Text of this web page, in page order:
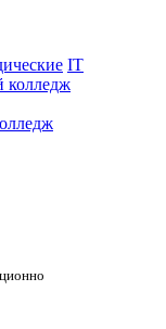
IT